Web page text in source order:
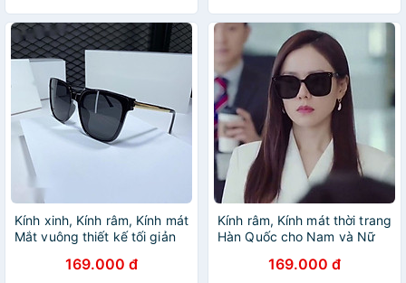
Kính xinh, Kính râm, Kính mát
Mắt vuông thiết kế tối giản
tuavit Kính xinh mini đa năng
169.000 đ
Kính râm, Kính mát thời trang
Hàn Quốc cho Nam và Nữ
169.000 đ